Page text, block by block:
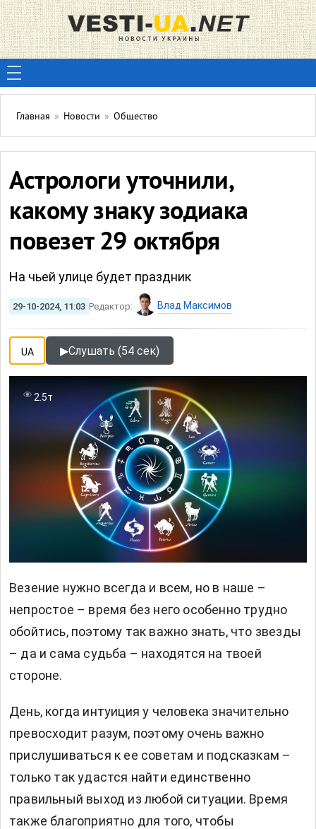
Главная » Новости » Общество
Астрологи уточнили,
какому знаку зодиака
повезет 29 октября
На чьей улице будет праздник
29-10-2024, 11:03 Редактор: Влад Максимов
UA ▶Слушать (54 сек)
2.5т
Везение нужно всегда и всем, но в наше –
непростое – время без него особенно трудно
обойтись, поэтому так важно знать, что звезды
– да и сама судьба – находятся на твоей
стороне.
День, когда интуиция у человека значительно
превосходит разум, поэтому очень важно
прислушиваться к ее советам и подсказкам –
только так удастся найти единственно
правильный выход из любой ситуации. Время
также благоприятно для того, чтобы